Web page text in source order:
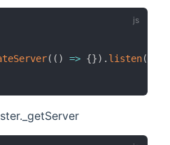
( ( ) => {}) . listen(